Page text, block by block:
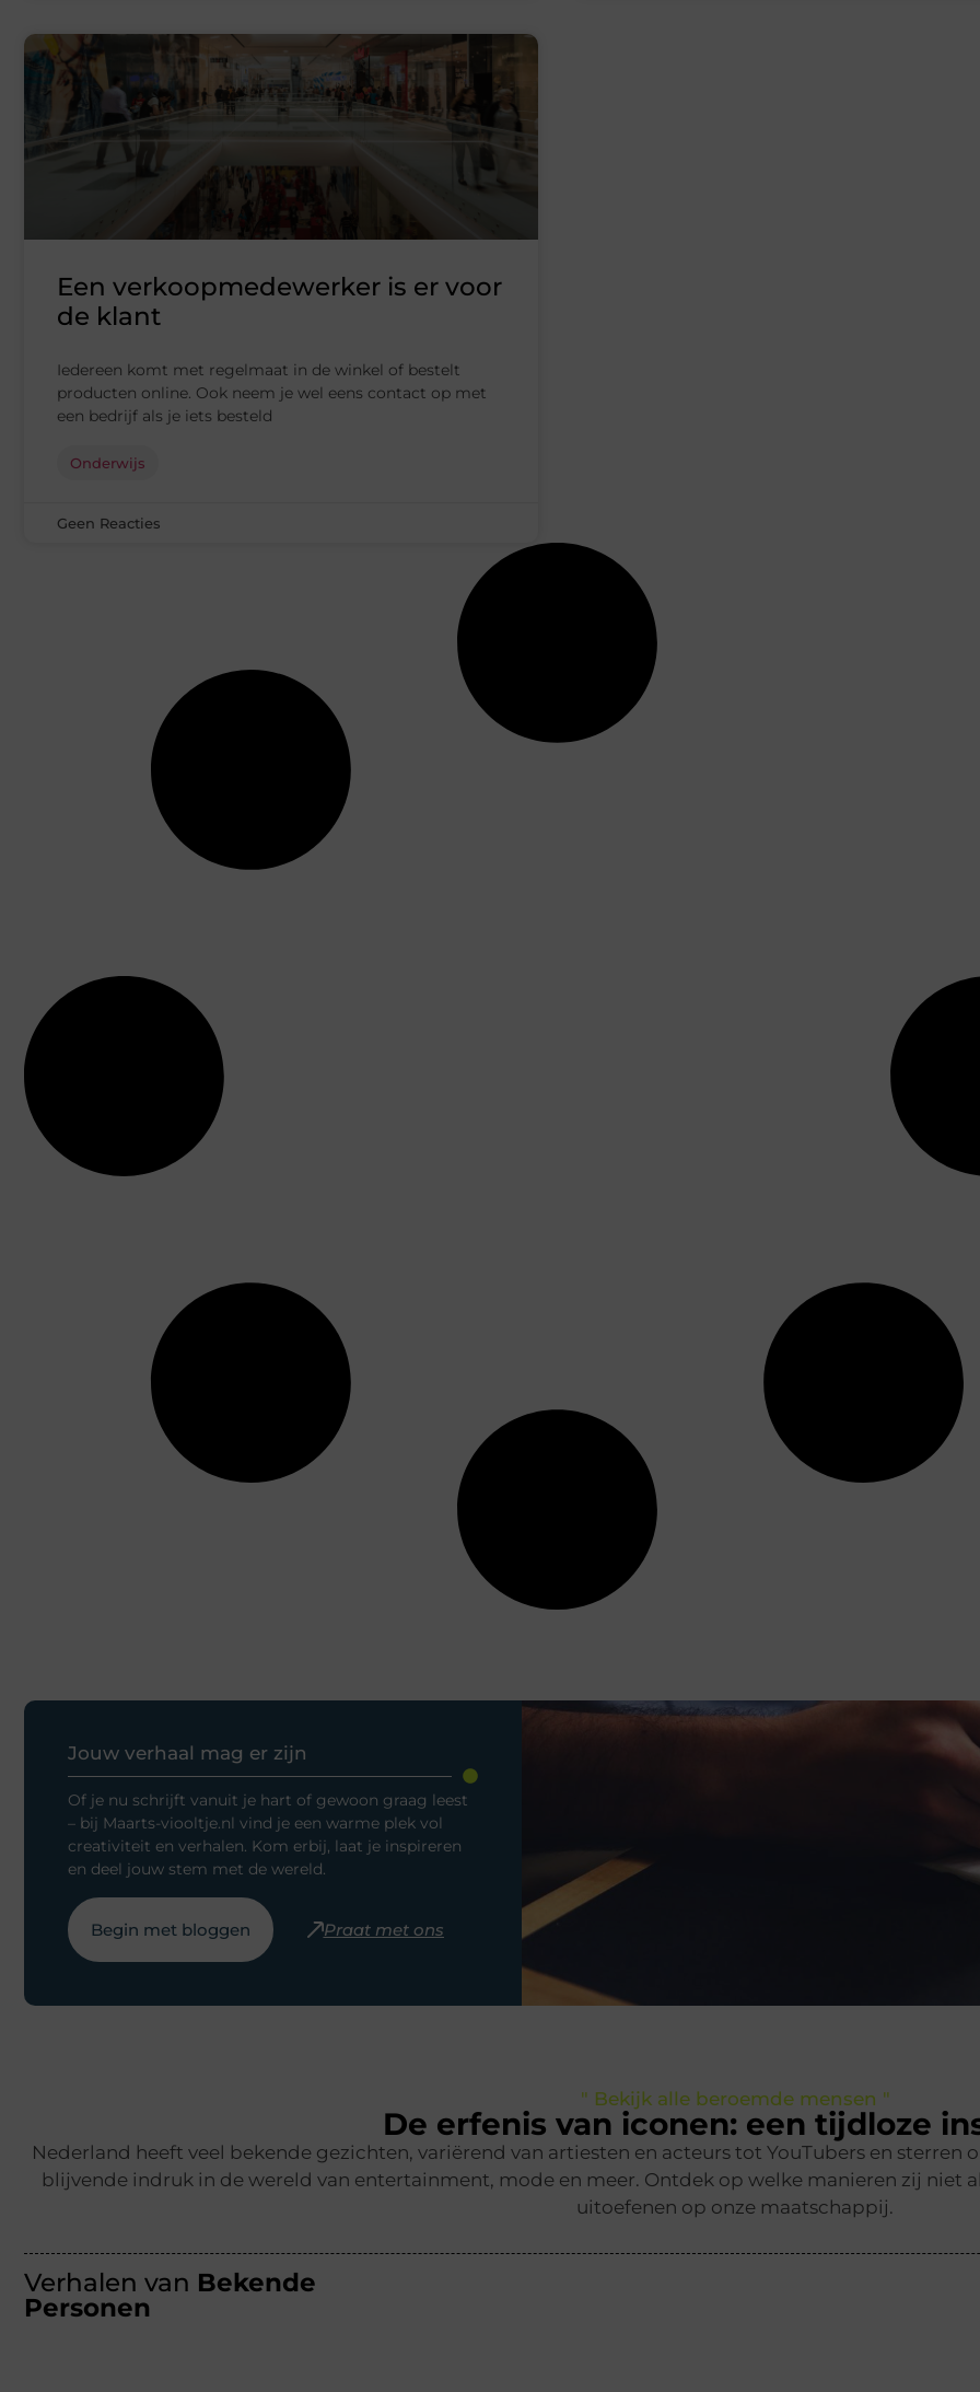
Een verkoopmedewerker is er voor
de klant
Iedereen komt met regelmaat in de winkel of bestelt
producten online. Ook neem je wel eens contact op met
een bedrijf als je iets besteld
Onderwijs
Geen Reacties
Jouw verhaal mag er zijn
Of je nu schrijft vanuit je hart of gewoon graag leest
– bij Maarts-viooltje.nl vind je een warme plek vol
creativiteit en verhalen. Kom erbij, laat je inspireren
en deel jouw stem met de wereld.
Begin met bloggen Praat met ons
" Bekijk alle beroemde mensen "
De erfenis van iconen: een tijdloze
Nederland heeft veel bekende gezichten, variërend van artiesten en acteurs tot YouTubers en sterren
blijvende indruk in de wereld van entertainment, mode en meer. Ontdek op welke manieren zij niet
uitoefenen op onze maatschappij.
Verhalen van Bekende
Personen